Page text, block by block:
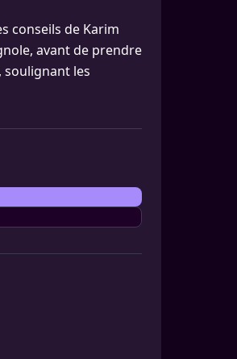
conseils de Karim
avant de prendre
soulignant les